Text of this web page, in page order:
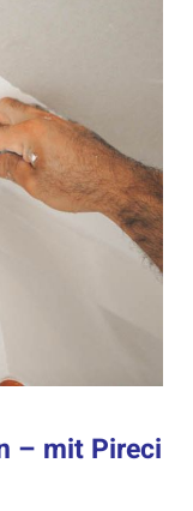
– mit Pireci